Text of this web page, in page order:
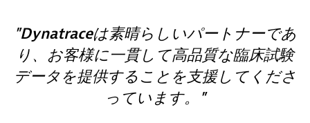
Dynatraceは素晴らしいパートナーであ
り、お客様に一貫して高品質な臨床試験
データを提供することを支援してくださ
っています。